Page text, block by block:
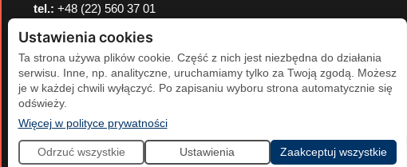
tel.: +48 (22) 560 37 01
2026
Ustawienia cookies
Ta strona używa plików cookie. Część z nich jest niezbędna do działania
serwisu. Inne, np. analityczne, uruchamiamy tylko za Twoją zgodą. Możesz
je w każdej chwili wyłączyć. Po zapisaniu wyboru strona automatycznie się
odświeży.
Więcej w polityce prywatności(otwiera się w nowej karcie)
Odrzuć wszystkie Ustawienia Zaakceptuj wszystkie